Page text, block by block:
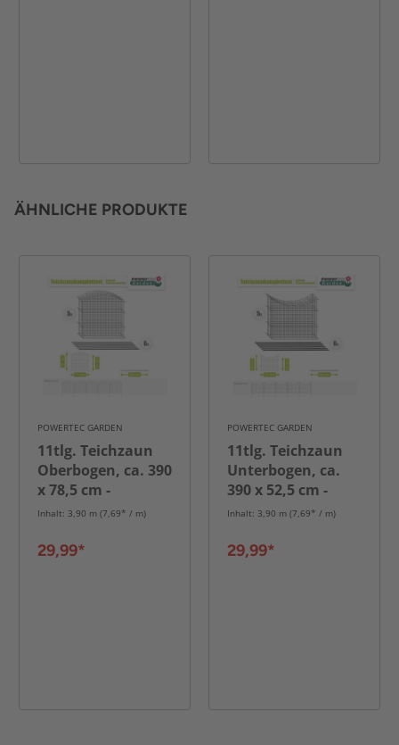
ÄHNLICHE PRODUKTE
POWERTEC GARDEN
11tlg. Teichzaun
Oberbogen, ca. 390
x 78,5 cm -
Anthrazit
Inhalt: 3,90 m (7,69* / m)
29,99*
POWERTEC GARDEN
11tlg. Teichzaun
Unterbogen, ca.
390 x 52,5 cm -
Anthrazit
Inhalt: 3,90 m (7,69* / m)
29,99*